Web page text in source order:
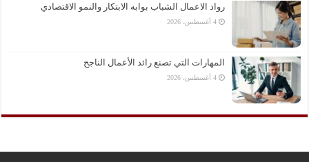
رواد الاعمال الشباب بوابه الابتكار والنمو الاقتصادي
4 أغسطس، 2026
المهارات التي تصنع رائد الأعمال الناجح
4 أغسطس، 2026